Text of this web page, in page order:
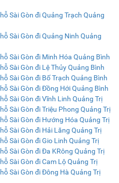
Sài Gòn đi Quảng Trạch Quảng
Sài Gòn đi Quảng Ninh Quảng
Sài Gòn đi Minh Hóa Quảng Bình
Sài Gòn đi Lệ Thủy Quảng Bình
Sài Gòn đi Bố Trạch Quảng Bình
Sài Gòn đi Đồng Hới Quảng Bình
Sài Gòn đi Vĩnh Linh Quảng Trị
Sài Gòn đi Triệu Phong Quảng Trị
Sài Gòn đi Hướng Hóa Quảng Trị
Sài Gòn đi Hải Lăng Quảng Trị
Sài Gòn đi Gio Linh Quảng Trị
Sài Gòn đi Đa KRông Quảng Trị
Sài Gòn đi Cam Lộ Quảng Trị
Sài Gòn đi Đông Hà Quảng Trị